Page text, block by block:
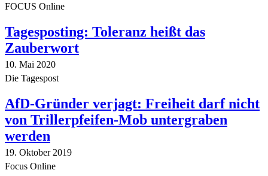
FOCUS Online
Tagesposting: Toleranz heißt das
Zauberwort
10. Mai 2020
Die Tagespost
AfD-Gründer verjagt: Freiheit darf nicht
von Trillerpfeifen-Mob untergraben
werden
19. Oktober 2019
Focus Online